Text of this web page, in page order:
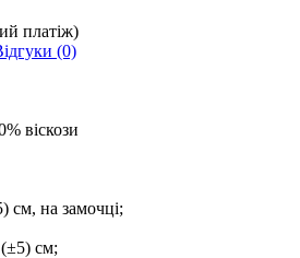
платіж)
(0)
віскози
см, на замочці;
см;